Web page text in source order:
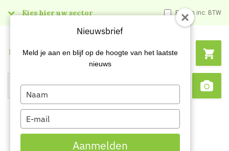
Kies hier uw sector Prijzen inc. BTW
Search
Menu
Nieuwsbrief
Meld je aan en blijf op de hoogte van het laatste
nieuws
Type
your
name
Type
your
email
Aanmelden